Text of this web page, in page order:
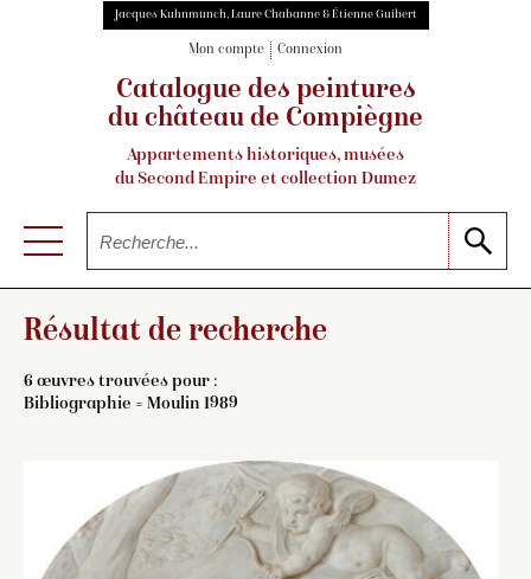
Jacques Kuhnmunch, Laure Chabanne & Étienne Guibert
Mon compte Connexion
Catalogue des peintures
du château de Compiègne
Appartements historiques, musées
du Second Empire et collection Dumez
Résultat de recherche
6 œuvres trouvées pour :
Bibliographie = Moulin 1989